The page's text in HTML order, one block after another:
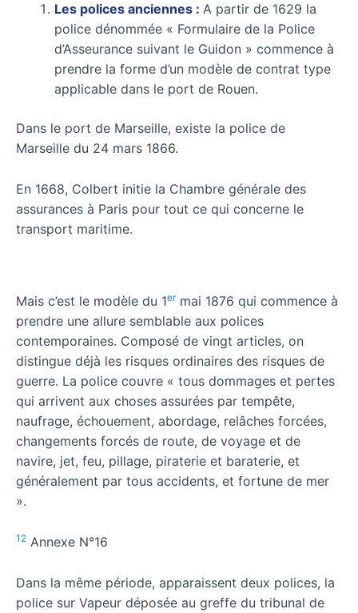
Les polices anciennes : A partir de 1629 la
police dénommée « Formulaire de la Police
d’Asseurance suivant le Guidon » commence à
prendre la forme d’un modèle de contrat type
applicable dans le port de Rouen.
Dans le port de Marseille, existe la police de
Marseille du 24 mars 1866.
En 1668, Colbert initie la Chambre générale des
assurances à Paris pour tout ce qui concerne le
transport maritime.
Mais c’est le modèle du 1ermai 1876 qui commence à
prendre une allure semblable aux polices
contemporaines. Composé de vingt articles, on
distingue déjà les risques ordinaires des risques de
guerre. La police couvre « tous dommages et pertes
qui arrivent aux choses assurées par tempête,
naufrage, échouement, abordage, relâches forcées,
changements forcés de route, de voyage et de
navire, jet, feu, pillage, piraterie et baraterie, et
généralement par tous accidents, et fortune de mer
».
12 Annexe N°16
Dans la même période, apparaissent deux polices, la
police sur Vapeur déposée au greffe du tribunal de